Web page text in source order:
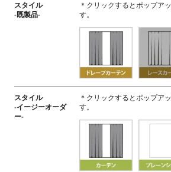
スタイル
-既製品-
＊クリックするとポップア
す。
スタイル
-イージーオーダ
ー-
＊クリックするとポップア
す。